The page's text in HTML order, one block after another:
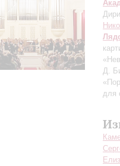
Д.
для